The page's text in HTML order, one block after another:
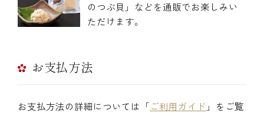
のつぶ貝」などを通販でお楽しみい
ただけます。
お支払方法
お支払方法の詳細については「ご利用ガイド 」をご覧